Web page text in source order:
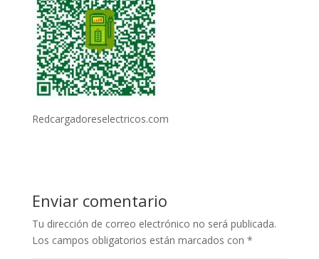
Redcargadoreselectricos.com
Enviar comentario
Tu dirección de correo electrónico no será publicada.
Los campos obligatorios están marcados con *